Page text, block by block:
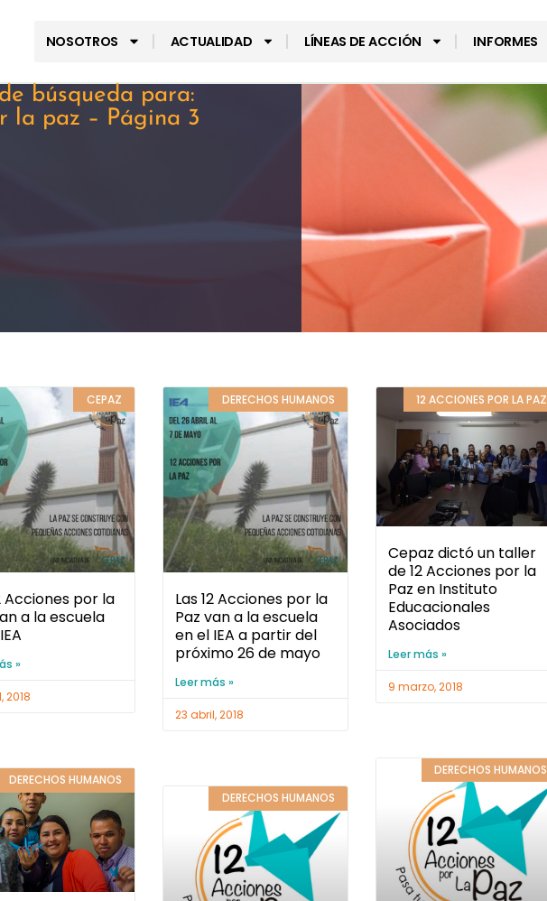
NOSOTROS ACTUALIDAD LÍNEAS DE ACCIÓN INFORMES
búsqueda para:
la paz – Página 3
CEPAZ
Acciones por la
a la escuela
»
2018
DERECHOS HUMANOS
Las 12 Acciones por la
Paz van a la escuela
en el IEA a partir del
próximo 26 de mayo
Leer más »
23 abril, 2018
12 ACCIONES POR LA PAZ
Cepaz dictó un taller
de 12 Acciones por la
Paz en Instituto
Educacionales
Asociados
Leer más »
9 marzo, 2018
DERECHOS HUMANOS
DERECHOS HUMANOS
DERECHOS HUMANOS